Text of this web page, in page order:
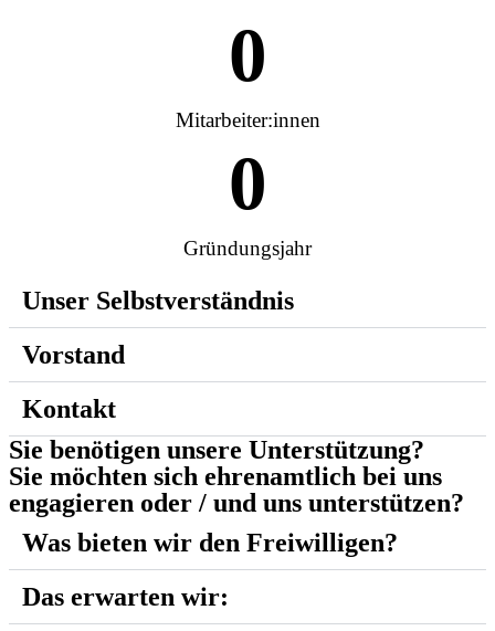
0
Mitarbeiter:innen
0
Gründungsjahr
Unser Selbst­verständnis
Vorstand
Kontakt
Sie benötigen unsere Unterstützung?
Sie möchten sich ehrenamtlich bei uns
engagieren oder / und uns unterstützen?
Was bieten wir den Freiwilligen?
Das erwarten wir: